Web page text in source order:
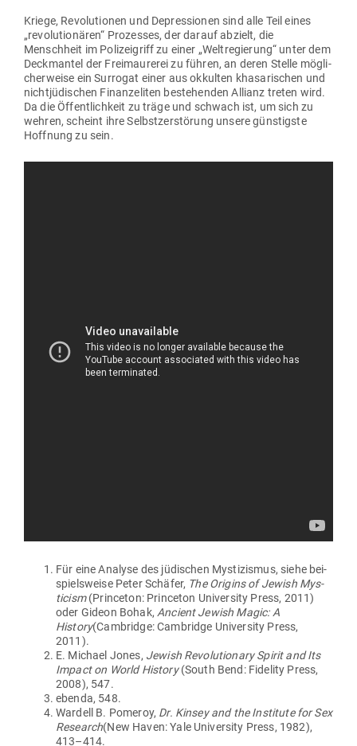
Kriege, Revo­lu­tionen und Depres­sionen sind alle Teil eines
„revo­lu­tio­nären“ Pro­zesses, der darauf abzielt, die
Menschheit im Poli­zei­griff zu einer „Welt­re­gierung“ unter dem
Deck­mantel der Frei­mau­rerei zu führen, an deren Stelle mög­li­
cher­weise ein Sur­rogat einer aus okkulten kha­sa­ri­schen und
nicht­jü­di­schen Finanz­eliten bestehenden Allianz treten wird.
Da die Öffent­lichkeit zu träge und schwach ist, um sich zu
wehren, scheint ihre Selbst­zer­störung unsere güns­tigste
Hoffnung zu sein.
Für eine Analyse des jüdi­schen Mys­ti­zismus, siehe bei­
spiels­weise Peter Schäfer, The Origins of Jewish Mys­
ticism(Princeton: Princeton Uni­versity Press, 2011)
oder Gideon Bohak,Ancient Jewish Magic: A
History(Cam­bridge: Cam­bridge Uni­versity Press,
2011).
E. Michael Jones, Jewish Revo­lu­tionary Spirit and Its
Impact on World History(South Bend: Fidelity Press,
2008), 547.
ebenda, 548.
Wardell B. Pomeroy, Dr. Kinsey and the Institute for Sex
Research(New Haven: Yale Uni­versity Press, 1982),
413–414.